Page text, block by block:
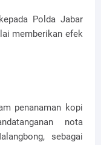
Polda Jabar
memberikan efek
penanaman kopi
nota
sebagai